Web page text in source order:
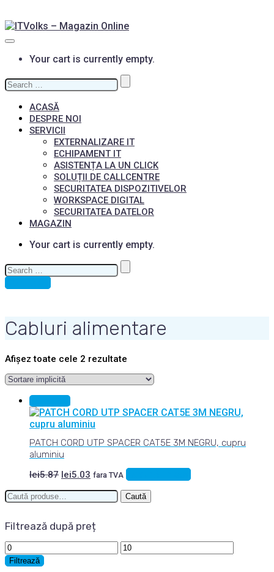
Your cart is currently empty.
Search
for:
ACASĂ
DESPRE NOI
SERVICII
EXTERNALIZARE IT
ECHIPAMENT IT
ASISTENȚA LA UN CLICK
SOLUȚII DE CALLCENTRE
SECURITATEA DISPOZITIVELOR
WORKSPACE DIGITAL
SECURITATEA DATELOR
MAGAZIN
Your cart is currently empty.
Search
for:
Cabluri alimentare
Afișez toate cele 2 rezultate
Sale 14%
PATCH CORD UTP SPACER CAT5E 3M NEGRU, cupru
aluminiu
lei5.87 Prețul
fost:
lei5.03 Prețul
lei5.03.
fara TVA
Caută
după:
Caută
Filtrează după preț
Preț
minim
Preț
maxim
Filtrează